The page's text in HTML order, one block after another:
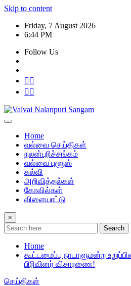
Skip to content
Friday, 7 August 2026
6:44 PM
Follow Us
Home
வல்வை செய்திகள்
நலன்புரிச்சங்கம்
வல்வை புளூஸ்
கல்வி
அறிவித்தல்கள்
கோவில்கள்
விளையாட்டு
×
Search
Home
கூட்டமைப்பு நாடாளுமன்ற
பிரிவினர் விசாரணை!
செய்திகள்